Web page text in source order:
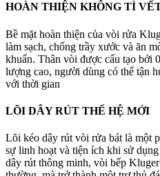
HOÀN THIỆN KHÔNG TÌ
Bề mặt hoàn thiện của vòi rửa
làm sạch, chống trầy xước và ăn
khuẩn. Thân vòi được cấu tạo bởi
lượng cao, người dùng có thể tận
với thời gian
LÕI DÂY RÚT THẾ HỆ MỚI
Lõi kéo dây rút vòi rửa bát là một
sự linh hoạt và tiện ích khi sử
dây rút thông minh, vòi bếp